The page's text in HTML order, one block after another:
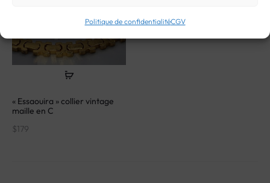
Politique de confidentialitéCGV
« Essaouira » collier vintage
maille en C
$179